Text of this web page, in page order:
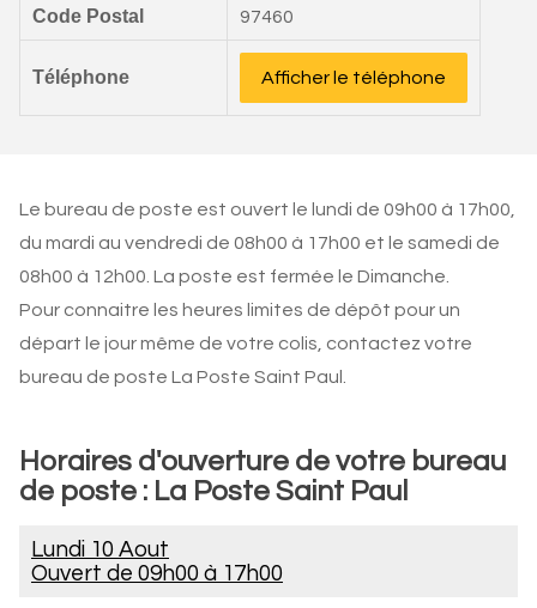
Code Postal 97460
Téléphone Afficher le téléphone
Le bureau de poste est ouvert le lundi de 09h00 à 17h00,
du mardi au vendredi de 08h00 à 17h00 et le samedi de
08h00 à 12h00. La poste est fermée le Dimanche.
Pour connaitre les heures limites de dépôt pour un
départ le jour même de votre colis, contactez votre
bureau de poste La Poste Saint Paul.
Horaires d'ouverture de votre bureau
de poste : La Poste Saint Paul
Lundi 10 Aout
Ouvert de 09h00 à 17h00